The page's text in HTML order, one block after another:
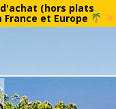
(hors plats
et Europe